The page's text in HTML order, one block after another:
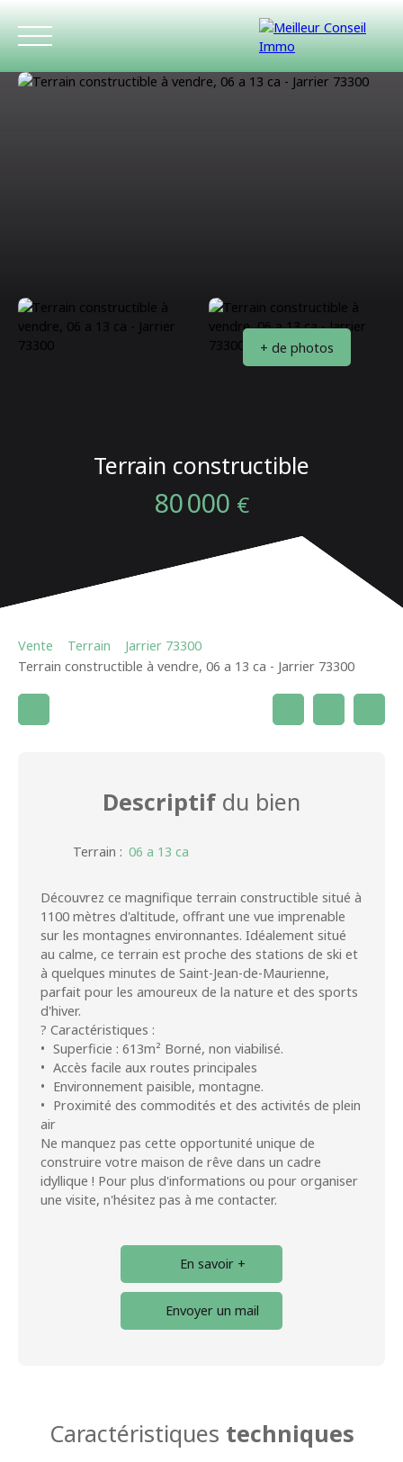
+ de photos
Terrain constructible
80 000 €
Vente Terrain
Jarrier 73300
Terrain constructible à vendre, 06 a 13 ca - Jarrier 73300
Descriptif du bien
Terrain : 06 a 13 ca
Découvrez ce magnifique terrain constructible situé à
1100 mètres d'altitude, offrant une vue imprenable
sur les montagnes environnantes. Idéalement situé
au calme, ce terrain est proche des stations de ski et
à quelques minutes de Saint-Jean-de-Maurienne,
parfait pour les amoureux de la nature et des sports
d'hiver.
? Caractéristiques :
Superficie : 613m² Borné, non viabilisé.
Accès facile aux routes principales
Environnement paisible, montagne.
Proximité des commodités et des activités de plein
air
Ne manquez pas cette opportunité unique de
construire votre maison de rêve dans un cadre
idyllique ! Pour plus d'informations ou pour organiser
une visite, n'hésitez pas à me contacter.
En savoir +
Envoyer un mail
Caractéristiques techniques